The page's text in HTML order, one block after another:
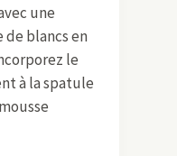
une
blancs en
le
à la spatule